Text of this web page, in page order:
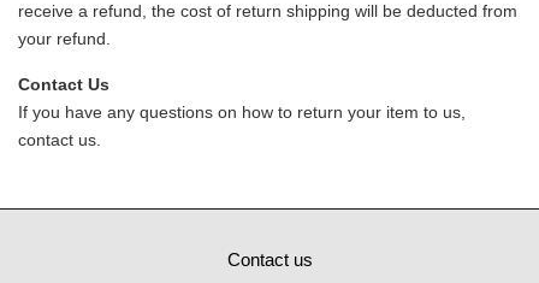
receive a refund, the cost of return shipping will be deducted from
your refund.
Contact Us
If you have any questions on how to return your item to us,
contact us.
Contact us